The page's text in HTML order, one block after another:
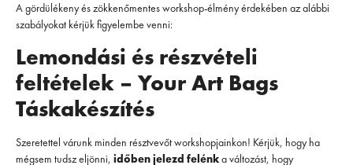
A gördülékeny és zökkenőmentes workshop-élmény érdekében az alábbi
szabályokat kérjük figyelembe venni:
Lemondási és részvételi
feltételek – Your Art Bags
Táskakészítés
Szeretettel várunk minden résztvevőt workshopjainkon! Kérjük, hogy ha
mégsem tudsz eljönni, időben jelezd felénka változást, hogy